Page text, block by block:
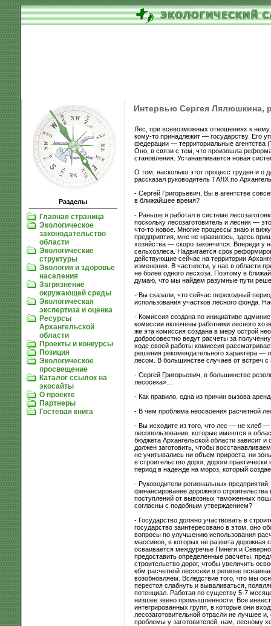
Разделы
Главная страница
Экологическое
законодательство
области
Экологические
структуры
Экология и здоровье
населения
Загрязнение
окружающей среды
Экологическая
экспертиза и оценка
Ресурсы
Архангельской
области
Проекты и конкурсы
Позиция
Экологическое
просвещение
Каталог ссылок на
экосайты
О проекте
Партнеры
Гостевая книга
Интервью Сергея Лялюшкина,
Лес, при всевозможных отношениях к
кому-то принадлежит — государству. Его
федерации — территориальные агентства
Оно, в связи с тем, что произошла
становления. Устанавливается новая
О том, насколько этот процесс труден и о
рассказал руководитель ТАЛХ по
- Сергей Григорьевич, Вы в агентстве
в ближайшее время?
- Раньше я работал в системе
поскольку лесозаготовитель и лесник —
что-то новое. Многие процессы знаю и
предприятия, мне не нравилось, здесь
хозяйства — скоро закончится. Впереди
сельхозлеса. Надвигается срок
действующие сейчас на территории
изменения. В частности, у нас в области
не более одного лесхоза. Поэтому в
думаю, что мы найдем разумные пути
- Вы сказали, что сейчас переходный
использования участков лесного фонда.
- Комиссия создана по инициативе
комиссии включены работники лесного
же эта комиссия создана в меру острой
добросовестно ведут расчеты за
ходе своей работы комиссия
решения рекомендательного характера —
лесом. В большинстве случаев от встреч с
- Сергей Григорьевич, в большинстве
лесосека»…
- Как правило, одна из причин вызова
- В чем проблема неосвоения расчетной
- Вы исходите из того, что лес — не хлеб —
лесопользования, которые имеются в
бюджета Архангельской области зависит
должен заготовить, чтобы
не учитывались ни объем прироста, ни
в строительство дорог, дороги
период в надежде на мороз, который
- Руководители региональных
финансирование дорожного
поступлений от вывозных таможенных
согласны с подобным утверждением?
- Государство должно участвовать в
государство заинтересовано в этом, оно
вопросы по улучшению использования
массивов, в которых не развита
осваивается междуречье Пинеги и
предоставить определенные расчеты,
строительство дорог, чтобы увеличить
кбм расчетной лесосеки в регионе
возобновляем. Вследствие того, что мы
перестоя слабнуть и вываливаться,
потенциал. Работая по существу 5-7
низшее звено промышленности. Все
интегрированных групп, в которые они
лесозаготовительной отрасли не лучшее
проблемы у заготовителей, нам, лесному